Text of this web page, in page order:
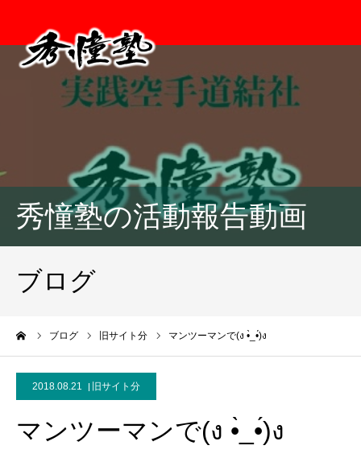
秀憧塾の活動報告動画
ブログ
ブログ 旧サイト分 マンツーマンで(ง •̀_•́)ง
2018.08.21 旧サイト分
マンツーマンで(ง •̀_•́)ง